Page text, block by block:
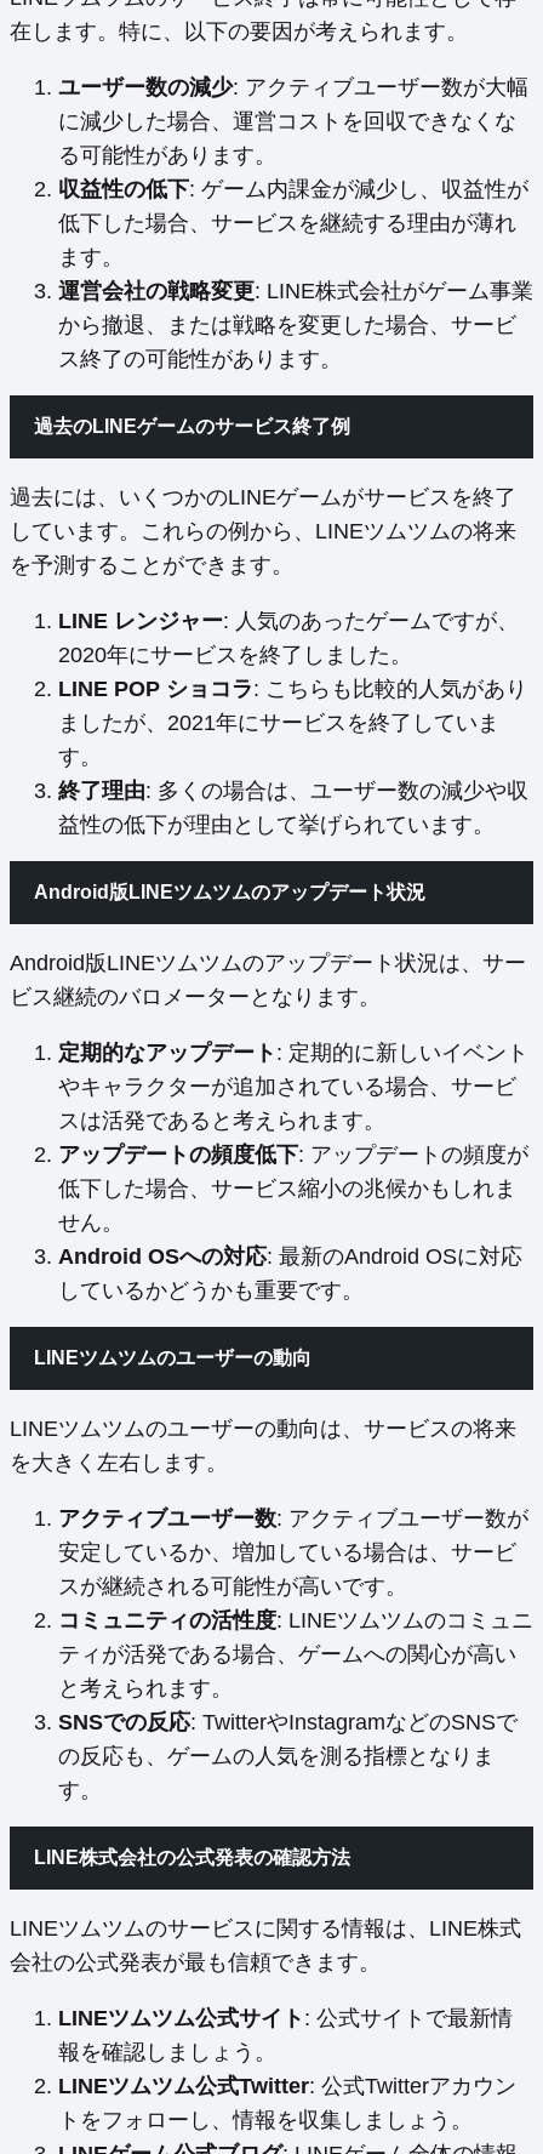
在します。特に、以下の要因が考えられます。
ユーザー数の減少: アクティブユーザー数が大幅
に減少した場合、運営コストを回収できなくな
る可能性があります。
収益性の低下: ゲーム内課金が減少し、収益性が
低下した場合、サービスを継続する理由が薄れ
ます。
運営会社の戦略変更: LINE株式会社がゲーム事業
から撤退、または戦略を変更した場合、サービ
ス終了の可能性があります。
過去のLINEゲームのサービス終了例
過去には、いくつかのLINEゲームがサービスを終了
しています。これらの例から、LINEツムツムの将来
を予測することができます。
LINE レンジャー: 人気のあったゲームですが、
2020年にサービスを終了しました。
LINE POP ショコラ: こちらも比較的人気があり
ましたが、2021年にサービスを終了していま
す。
終了理由: 多くの場合は、ユーザー数の減少や収
益性の低下が理由として挙げられています。
Android版LINEツムツムのアップデート状況
Android版LINEツムツムのアップデート状況は、サー
ビス継続のバロメーターとなります。
定期的なアップデート : 定期的に新しいイベント
やキャラクターが追加されている場合、サービ
スは活発であると考えられます。
アップデートの頻度低下: アップデートの頻度が
低下した場合、サービス縮小の兆候かもしれま
せん。
Android OSへの対応: 最新のAndroid OSに対応
しているかどうかも重要です。
LINEツムツムのユーザーの動向
LINEツムツムのユーザーの動向は、サービスの将来
を大きく左右します。
アクティブユーザー数: アクティブユーザー数が
安定しているか、増加している場合は、サービ
スが継続される可能性が高いです。
コミュニティの活性度: LINEツムツムのコミュニ
ティが活発である場合、ゲームへの関心が高い
と考えられます。
SNSでの反応: TwitterやInstagramなどのSNSで
の反応も、ゲームの人気を測る指標となりま
す。
LINE株式会社の公式発表の確認方法
LINEツムツムのサービスに関する情報は、LINE株式
会社の公式発表が最も信頼できます。
LINEツムツム公式サイト : 公式サイトで最新情
報を確認しましょう。
LINEツムツム公式Twitter: 公式Twitterアカウン
トをフォローし、情報を収集しましょう。